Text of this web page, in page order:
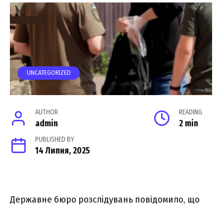
UNCATEGORIZED
AUTHOR
admin
READING
2 min
PUBLISHED BY
14 Липня, 2025
Державне бюро розслідувань повідомило, що